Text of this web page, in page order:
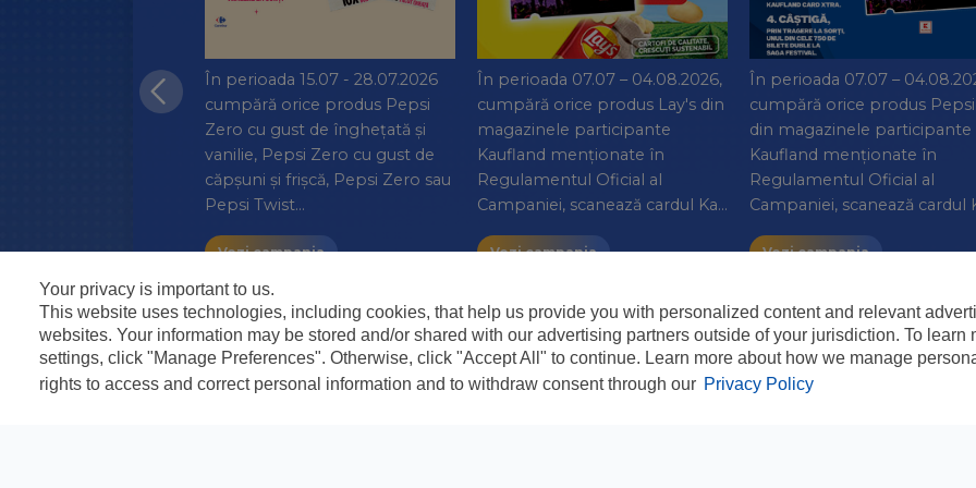
Your privacy is important to us.
This website uses technologies, including cookies, that help us provide you with personalized content and relevant
websites. Your information may be stored and/or shared with our advertising partners outside of your jurisdiction. To learn
settings, click "Manage Preferences". Otherwise, click "Accept All" to continue. Learn more about how we manage
rights to access and correct personal information and to withdraw consent through our Privacy Policy
08.06 – 08.08.2026,
orice produs Pepsi,
În perioada 15.07 - 28.07.2026
cumpără orice produs Pepsi
Zero cu gust de înghețată și
vanilie, Pepsi Zero cu gust de
căpșuni și frișcă, Pepsi Zero sau
Pepsi Twist…
Vezi campania
În perioada 07.07 – 04.08.2026,
cumpără orice produs Lay's din
magazinele participante
Kaufland menționate în
Regulamentul Oficial al
Campaniei, scanează cardul Ka…
Vezi campania
În perioada 07.07 –
cumpără orice produs Pepsi
din magazinele participante
Kaufland menționate în
Regulamentul Oficial al
Campaniei, scanează cardul
Vezi campania